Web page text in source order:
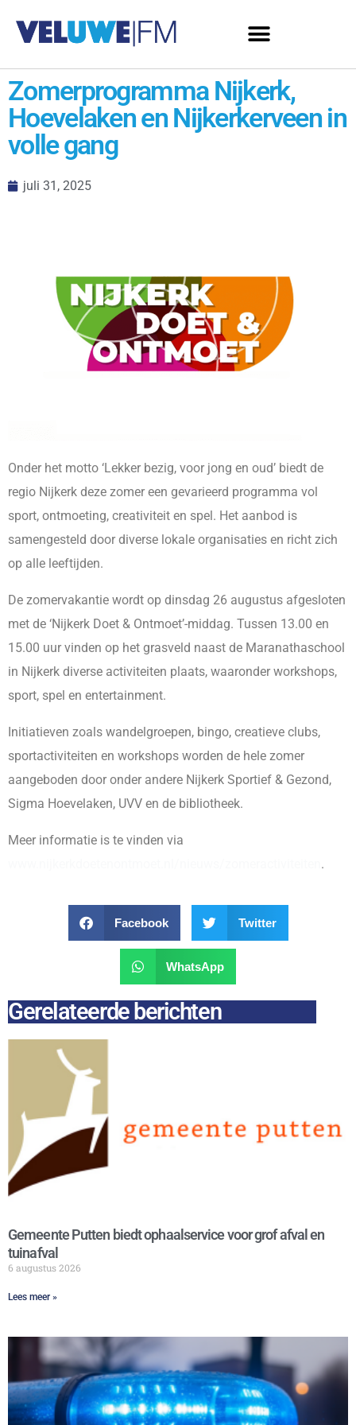
Zomerprogramma Nijkerk,
Hoevelaken en Nijkerkerveen in
volle gang
juli 31, 2025
Onder het motto ‘Lekker bezig, voor jong en oud’ biedt de
regio Nijkerk deze zomer een gevarieerd programma vol
sport, ontmoeting, creativiteit en spel. Het aanbod is
samengesteld door diverse lokale organisaties en richt zich
op alle leeftijden.
De zomervakantie wordt op dinsdag 26 augustus afgesloten
met de ‘Nijkerk Doet & Ontmoet’-middag. Tussen 13.00 en
15.00 uur vinden op het grasveld naast de Maranathaschool
in Nijkerk diverse activiteiten plaats, waaronder workshops,
sport, spel en entertainment.
Initiatieven zoals wandelgroepen, bingo, creatieve clubs,
sportactiviteiten en workshops worden de hele zomer
aangeboden door onder andere Nijkerk Sportief & Gezond,
Sigma Hoevelaken, UVV en de bibliotheek.
Meer informatie is te vinden via
.
Facebook Twitter
WhatsApp
Gerelateerde berichten
Gemeente Putten biedt ophaalservice voor grof afval en
tuinafval
6 augustus 2026
Lees meer »